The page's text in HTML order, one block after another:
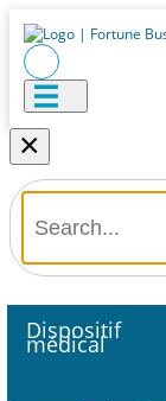
×
Dispositif
médical